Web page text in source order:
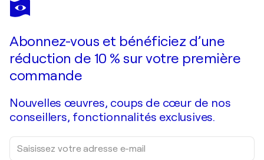
Abonnez-vous et bénéficiez d’une
réduction de 10 % sur votre première
commande
Nouvelles œuvres, coups de cœur de nos
conseillers, fonctionnalités exclusives.